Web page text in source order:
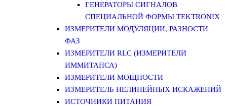
ГЕНЕРАТОРЫ СИГНАЛОВ
СПЕЦИАЛЬНОЙ ФОРМЫ TEKTRONIX
ИЗМЕРИТЕЛИ МОДУЛЯЦИИ, РАЗНОСТИ
ФАЗ
ИЗМЕРИТЕЛИ RLC (ИЗМЕРИТЕЛИ
ИММИТАНСА)
ИЗМЕРИТЕЛИ МОЩНОСТИ
ИЗМЕРИТЕЛЬ НЕЛИНЕЙНЫХ ИСКАЖЕНИЙ
ИСТОЧНИКИ ПИТАНИЯ